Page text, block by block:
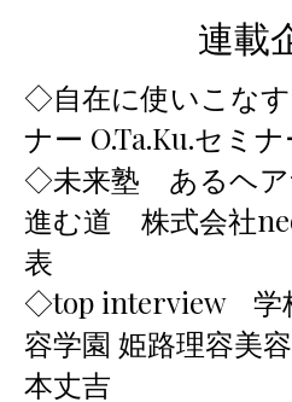
連載
◇自在に使いこな
ナー O.Ta.Ku.セミナ
◇未来塾 あるヘア
進む道 株式会社
表
◇top interview 学
容学園 姫路理容美
本丈吉